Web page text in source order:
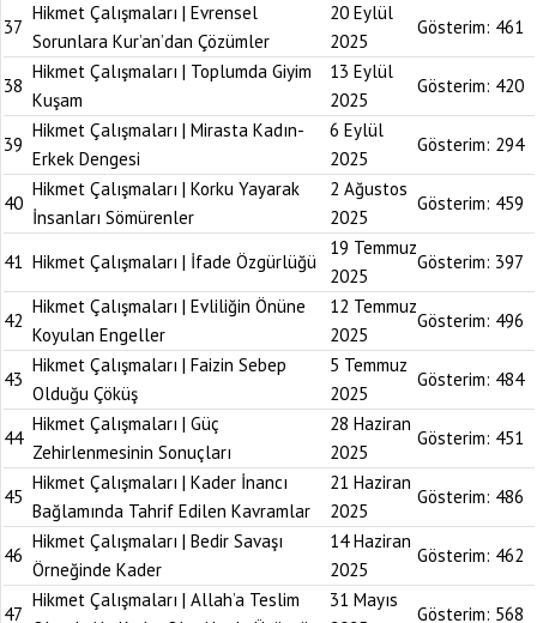
37
Hikmet Çalışmaları | Evrensel
Sorunlara Kur’an’dan Çözümler
20 Eylül
2025
Gösterim: 461
38
Hikmet Çalışmaları | Toplumda Giyim
Kuşam
13 Eylül
2025
Gösterim: 420
39
Hikmet Çalışmaları | Mirasta Kadın-
Erkek Dengesi
6 Eylül
2025
Gösterim: 294
40
Hikmet Çalışmaları | Korku Yayarak
İnsanları Sömürenler
2 Ağustos
2025
Gösterim: 459
41 Hikmet Çalışmaları | İfade Özgürlüğü
19 Temmuz
2025
Gösterim: 397
42
Hikmet Çalışmaları | Evliliğin Önüne
Koyulan Engeller
12 Temmuz
2025
Gösterim: 496
43
Hikmet Çalışmaları | Faizin Sebep
Olduğu Çöküş
5 Temmuz
2025
Gösterim: 484
44
Hikmet Çalışmaları | Güç
Zehirlenmesinin Sonuçları
28 Haziran
2025
Gösterim: 451
45
Hikmet Çalışmaları | Kader İnancı
Bağlamında Tahrif Edilen Kavramlar
21 Haziran
2025
Gösterim: 486
46
Hikmet Çalışmaları | Bedir Savaşı
Örneğinde Kader
14 Haziran
2025
Gösterim: 462
47
Hikmet Çalışmaları | Allah’a Teslim
31 Mayıs
Gösterim: 568